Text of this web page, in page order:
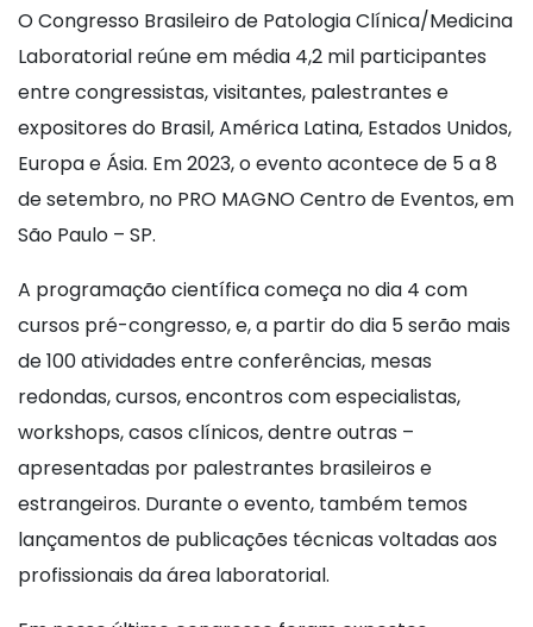
O Congresso Brasileiro de Patologia Clínica/Medicina
Laboratorial reúne em média 4,2 mil participantes
entre congressistas, visitantes, palestrantes e
expositores do Brasil, América Latina, Estados Unidos,
Europa e Ásia. Em 2023, o evento acontece de 5 a 8
de setembro, no PRO MAGNO Centro de Eventos, em
São Paulo – SP.
A programação científica começa no dia 4 com
cursos pré-congresso, e, a partir do dia 5 serão mais
de 100 atividades entre conferências, mesas
redondas, cursos, encontros com especialistas,
workshops, casos clínicos, dentre outras –
apresentadas por palestrantes brasileiros e
estrangeiros. Durante o evento, também temos
lançamentos de publicações técnicas voltadas aos
profissionais da área laboratorial.